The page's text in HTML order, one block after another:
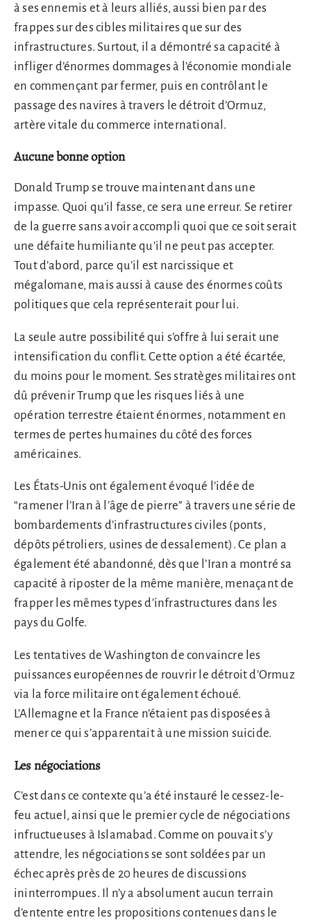
à ses ennemis et à leurs alliés, aussi bien par des
frappes sur des cibles militaires que sur des
infrastructures. Surtout, il a démontré sa capacité à
infliger d’énormes dommages à l’économie mondiale
en commençant par fermer, puis en contrôlant le
passage des navires à travers le détroit d’Ormuz,
artère vitale du commerce international.
Aucune bonne option
Donald Trump se trouve maintenant dans une
impasse. Quoi qu’il fasse, ce sera une erreur. Se retirer
de la guerre sans avoir accompli quoi que ce soit serait
une défaite humiliante qu’il ne peut pas accepter.
Tout d’abord, parce qu’il est narcissique et
mégalomane, mais aussi à cause des énormes coûts
politiques que cela représenterait pour lui.
La seule autre possibilité qui s’offre à lui serait une
intensification du conflit. Cette option a été écartée,
du moins pour le moment. Ses stratèges militaires ont
dû prévenir Trump que les risques liés à une
opération terrestre étaient énormes, notamment en
termes de pertes humaines du côté des forces
américaines.
Les États-Unis ont également évoqué l’idée de
“ramener l’Iran à l’âge de pierre” à travers une série de
bombardements d’infrastructures civiles (ponts,
dépôts pétroliers, usines de dessalement). Ce plan a
également été abandonné, dès que l’Iran a montré sa
capacité à riposter de la même manière, menaçant de
frapper les mêmes types d’infrastructures dans les
pays du Golfe.
Les tentatives de Washington de convaincre les
puissances européennes de rouvrir le détroit d’Ormuz
via la force militaire ont également échoué.
L’Allemagne et la France n’étaient pas disposées à
mener ce qui s’apparentait à une mission suicide.
Les négociations
C’est dans ce contexte qu’a été instauré le cessez-le-
feu actuel, ainsi que le premier cycle de négociations
infructueuses à Islamabad. Comme on pouvait s’y
attendre, les négociations se sont soldées par un
échec après près de 20 heures de discussions
ininterrompues. Il n’y a absolument aucun terrain
d’entente entre les propositions contenues dans le